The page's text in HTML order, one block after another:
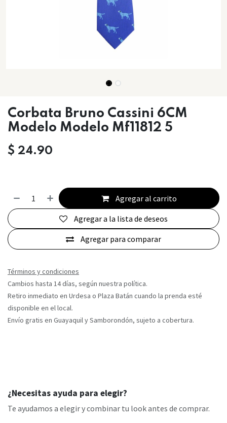
Corbata Bruno Cassini 6CM
Modelo Modelo Mf11812 5
$ 24.90
Agregar al carrito
Agregar para comparar
Agregar a la lista de deseos
Términos y condiciones
Cambios hasta 14 días, según nuestra política.
Retiro inmediato en Urdesa o Plaza Batán cuando la prenda esté
disponible en el local.
Envío gratis en Guayaquil y Samborondón, sujeto a cobertura.
¿Necesitas ayuda para elegir?
Te ayudamos a elegir y combinar tu look antes de comprar.